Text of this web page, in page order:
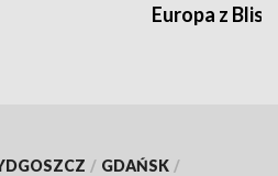
Europa z
/ GDAŃSK /